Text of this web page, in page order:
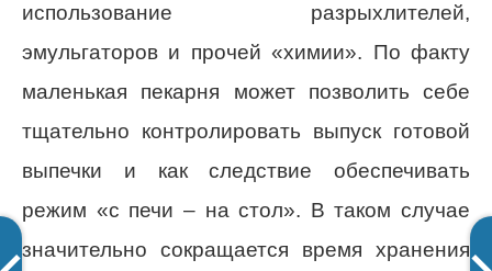
использование разрыхлителей,
эмульгаторов и прочей «химии». По факту
маленькая пекарня может позволить себе
тщательно контролировать выпуск готовой
выпечки и как следствие обеспечивать
режим «с печи – на стол». В таком случае
значительно сокращается время хранения